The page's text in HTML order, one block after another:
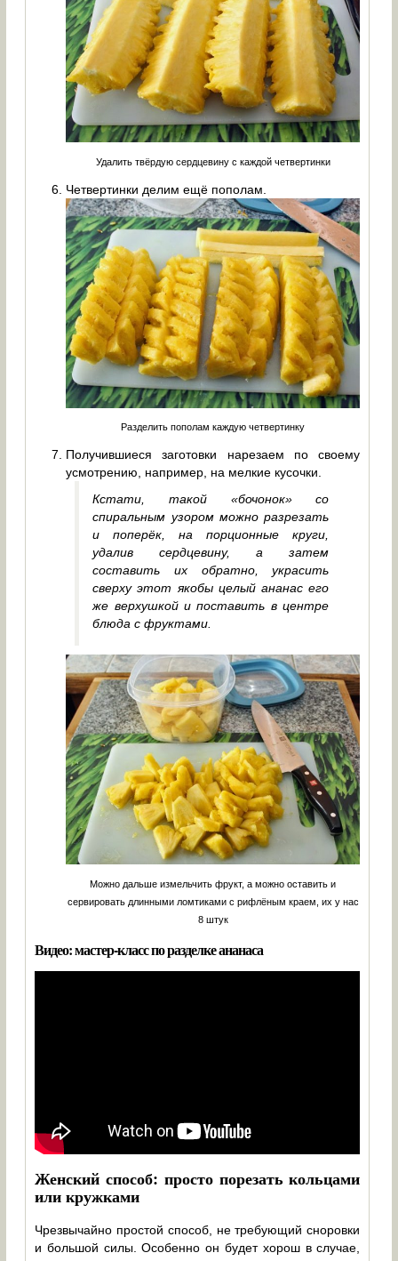
Удалить твёрдую сердцевину с каждой четвертинки
Четвертинки делим ещё пополам.
Разделить пополам каждую четвертинку
Получившиеся заготовки нарезаем по своему
усмотрению, например, на мелкие кусочки.
Кстати, такой «бочонок» со
спиральным узором можно разрезать
и поперёк, на порционные круги,
удалив сердцевину, а затем
составить их обратно, украсить
сверху этот якобы целый ананас его
же верхушкой и поставить в центре
блюда с фруктами.
Можно дальше измельчить фрукт, а можно оставить и
сервировать длинными ломтиками с рифлёным краем, их у нас
8 штук
Видео: мастер-класс по разделке ананаса
Женский способ: просто порезать кольцами
или кружками
Чрезвычайно простой способ, не требующий сноровки
и большой силы. Особенно он будет хорош в случае,